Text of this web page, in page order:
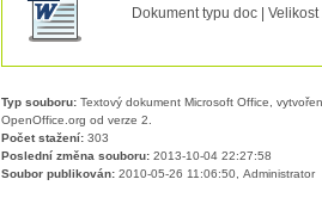
Dokument typu doc | Velikost
Typ souboru:Textový dokument Microsoft Office,
OpenOffice.org od verze 2.
Počet stažení:303
Poslední změna souboru:2013-10-04 22:27:58
Soubor publikován:2010-05-26 11:06:50, Administrator